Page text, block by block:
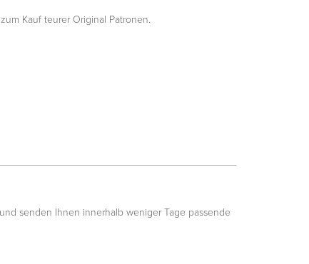
Kauf teurer Original Patronen.
senden Ihnen innerhalb weniger Tage passende